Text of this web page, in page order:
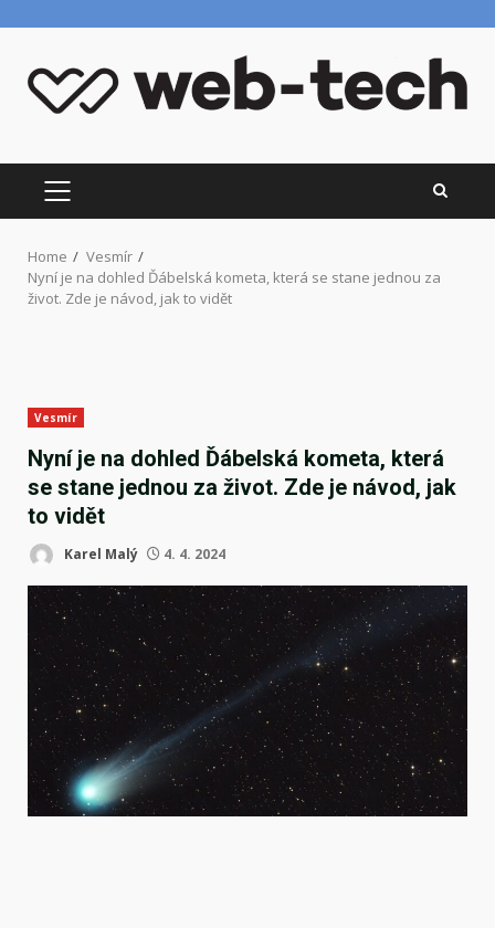
content
PRIMARY
MENU
Home
Vesmír
Nyní je na dohled Ďábelská kometa, která se stane jednou za
život. Zde je návod, jak to vidět
Vesmír
Nyní je na dohled Ďábelská kometa, která
se stane jednou za život. Zde je návod, jak
to vidět
Karel Malý 4. 4. 2024